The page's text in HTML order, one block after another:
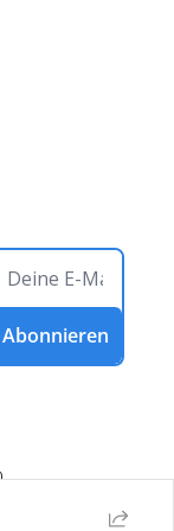
Abonnieren